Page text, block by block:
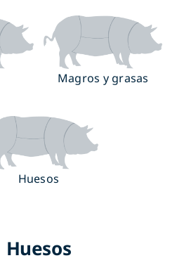
Magros y grasas
Huesos
Huesos